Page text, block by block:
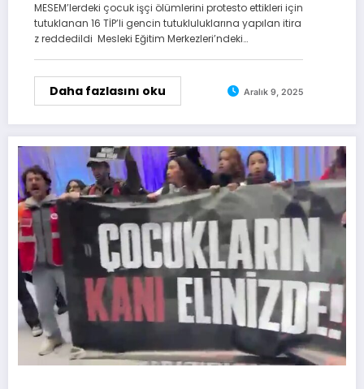
MESEM’lerdeki çocuk işçi ölümlerini protesto ettikleri için
tutuklanan 16 TİP’li gencin tutukluluklarına yapılan itira
z reddedildi Mesleki Eğitim Merkezleri’ndeki…
Daha fazlasını oku Aralık 9, 2025